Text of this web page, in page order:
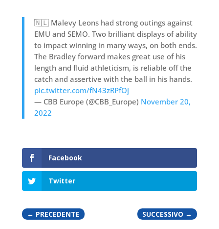
🇳🇱 Malevy Leons had strong outings against
EMU and SEMO. Two brilliant displays of ability
to impact winning in many ways, on both ends.
The Bradley forward makes great use of his
length and fluid athleticism, is reliable off the
catch and assertive with the ball in his hands.
pic.twitter.com/fN43zRPfOj
— CBB Europe (@CBB_Europe) November 20,
2022
Facebook
Twitter
← PRECEDENTE SUCCESSIVO →